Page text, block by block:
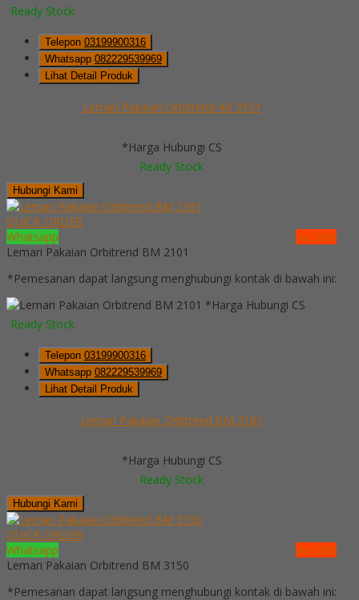
Ready Stock
Telepon 03199900316
Whatsapp 082229539969
Lihat Detail Produk
Lemari Pakaian Orbitrend AR 3151
*Harga Hubungi CS
Ready Stock
Hubungi Kami
QUICK ORDER
Whatsapp
via SMS
Lemari Pakaian Orbitrend BM 2101
*Pemesanan dapat langsung menghubungi kontak di bawah ini:
*Harga Hubungi CS
Ready Stock
Telepon 03199900316
Whatsapp 082229539969
Lihat Detail Produk
Lemari Pakaian Orbitrend BM 2101
*Harga Hubungi CS
Ready Stock
Hubungi Kami
QUICK ORDER
Whatsapp
via SMS
Lemari Pakaian Orbitrend BM 3150
*Pemesanan dapat langsung menghubungi kontak di bawah ini: